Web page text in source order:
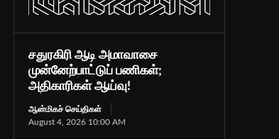
சதுரகிரி ஆடி அமாவாசை
முன்னேற்பாட்டுப் பணிகள்;
அதிகாரிகள் ஆய்வு!
ஆன்மிகச் செய்திகள்
August 4, 2026 10:00 AM